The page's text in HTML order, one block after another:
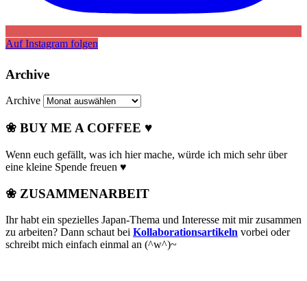
Auf Instagram folgen
Archive
Archive
❀ BUY ME A COFFEE ♥
Wenn euch gefällt, was ich hier mache, würde ich mich sehr über
eine kleine Spende freuen ♥
❀ ZUSAMMENARBEIT
Ihr habt ein spezielles Japan-Thema und Interesse mit mir zusammen
zu arbeiten? Dann schaut bei Kollaborationsartikeln vorbei oder
schreibt mich einfach einmal an (^w^)~